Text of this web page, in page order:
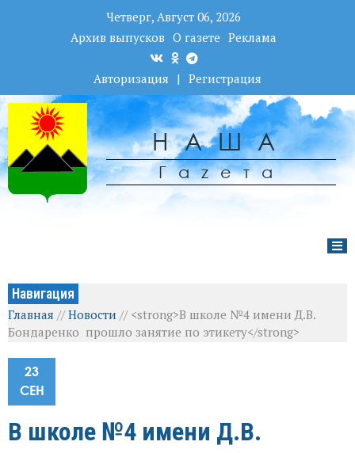
Четверг, Август 06, 2026
Архив выпусков О газете Реклама
Авторизация | Регистрация
НАША
Гаzета
Навигация
Главная //Новости // <strong>В школе №4 имени Д.В.
Бондаренко прошло занятие по этикету</strong>
23
СЕН
В школе №4 имени Д.В.